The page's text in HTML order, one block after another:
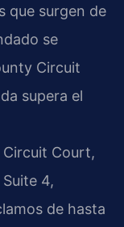
que surgen de
se
Circuit
supera el
Court,
4,
de hasta